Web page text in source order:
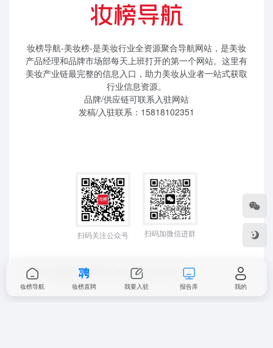
妆榜导航-美妆榜-是美妆行业全资源聚合导航网站，是美妆
产品经理和品牌市场部每天上班打开的第一个网站。这里有
美妆产业链最完整的信息入口，助力美妆从业者一站式获取
行业信息资源。
品牌/供应链可联系入驻网站
发稿/入驻联系：15818102351
扫码关注公众号 扫码加微信进群
©2025 妆榜科技 版权所有 粤ICP备2024350757
妆榜导航 妆榜直聘 我要入驻 报告库 我的